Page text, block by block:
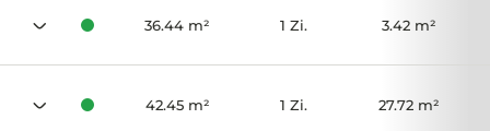
36.44 m² 1 Zi. 3.42 m²
42.45 m² 1 Zi. 27.72 m²